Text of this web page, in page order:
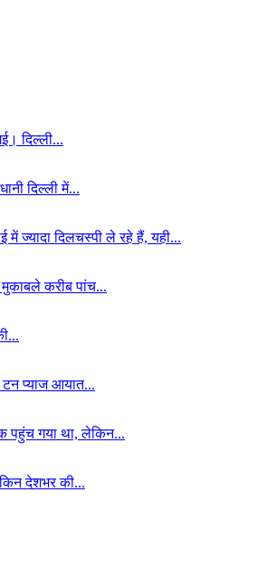
दिल्ली...
दिल्ली में...
ज्यादा दिलचस्पी ले रहे हैं, यही...
मुकाबले करीब पांच...
प्याज आयात...
पहुंच गया था, लेकिन...
देशभर की...